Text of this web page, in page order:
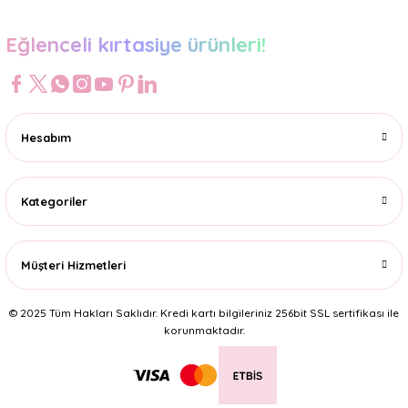
Eğlenceli kırtasiye ürünleri!
Hesabım
Kategoriler
Müşteri Hizmetleri
© 2025 Tüm Hakları Saklıdır. Kredi kartı bilgileriniz 256bit SSL sertifikası ile
korunmaktadır.